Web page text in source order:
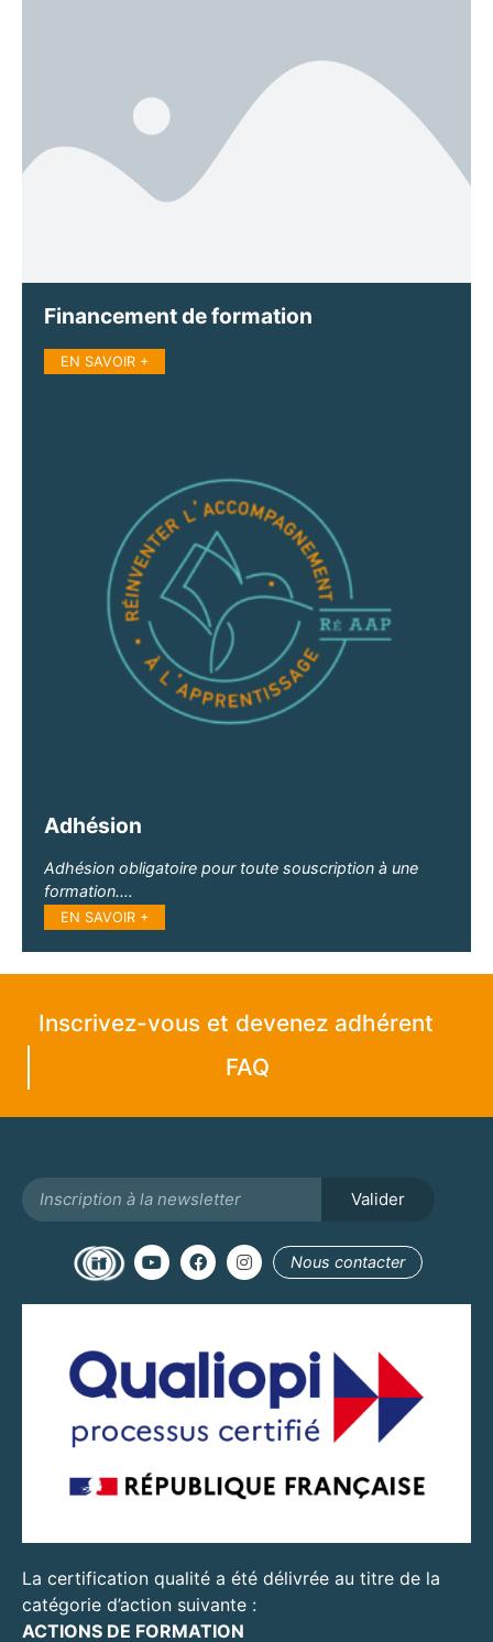
Financement de formation
EN SAVOIR +
Adhésion
Adhésion obligatoire pour toute souscription à une
formation.…
EN SAVOIR +
Inscrivez-vous et devenez adhérent
FAQ
Valider
Nous contacter
La certification qualité a été délivrée au titre de la
catégorie d’action suivante :
ACTIONS DE FORMATION